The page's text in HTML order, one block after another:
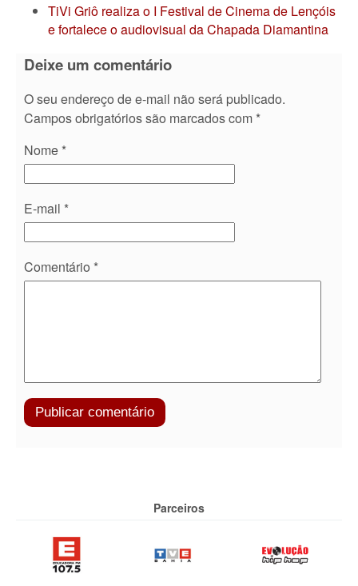
TiVi Griô realiza o I Festival de Cinema de Lençóis
e fortalece o audiovisual da Chapada Diamantina
Deixe um comentário
O seu endereço de e-mail não será publicado.
Campos obrigatórios são marcados com *
Nome *
E-mail *
Comentário *
Parceiros